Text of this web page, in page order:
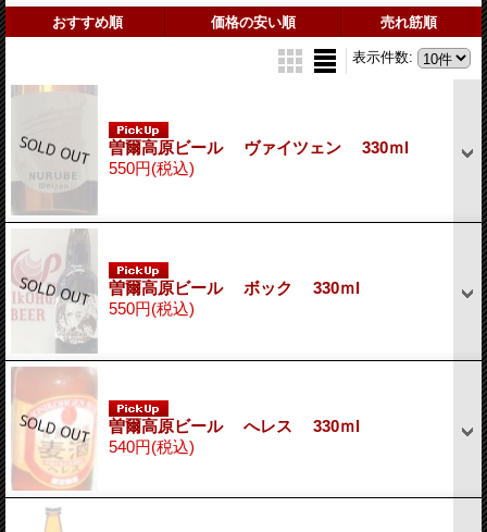
おすすめ順 価格の安い順 売れ筋順
表示件数:
曽爾高原ビール ヴァイツェン 330ｍl
550円(税込)
曽爾高原ビール ボック 330ｍl
550円(税込)
曽爾高原ビール へレス 330ｍl
540円(税込)